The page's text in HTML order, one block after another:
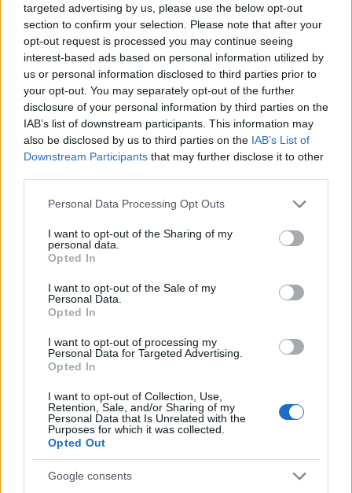
targeted advertising by us, please use the below opt-out
section to confirm your selection. Please note that after your
opt-out request is processed you may continue seeing
interest-based ads based on personal information utilized by
us or personal information disclosed to third parties prior to
your opt-out. You may separately opt-out of the further
disclosure of your personal information by third parties on the
IAB’s list of downstream participants. This information may
also be disclosed by us to third parties on the IAB’s List of
Downstream Participants that may further disclose it to other
Please note that this website/app uses one or more Google
not limited to your visit or usage behaviour. You may click to
grant or deny consent to Google and its third-party tags to
use your data for below specified purposes in below Google
consent section.
Personal Data Processing Opt Outs
I want to opt-out of the Sharing of my
personal data.
Opted In
I want to opt-out of the Sale of my
Personal Data.
Opted In
I want to opt-out of processing my
Personal Data for Targeted Advertising.
Opted In
I want to opt-out of Collection, Use,
Retention, Sale, and/or Sharing of my
Personal Data that Is Unrelated with the
Purposes for which it was collected.
Opted Out
Google consents
E-mail cím
Feliratkozom a hírlevélre és elfogadom azadatvédelmi
szabályzatot!
FELIRATKOZÁS
MEGÉRKEZETT AZ ESŐ A DUNA
VÍZGYŰJTŐJÉRE
Országos hírek
TOVÁBBKÉPZÉSEKKEL ERŐSÍT A GÁL FERENC
EGYETEM
Országos hírek
A lakosságra is fontos szerep hárul a szúnyoginvázió
elkerülésében
Folytatódik a szúnyogírtás szerte az országban. Az ázsiai
tigrisszúnyog a vízhiány ellenére is talál szaporodási helyet a
vödrökben, gyermekjátékokban.